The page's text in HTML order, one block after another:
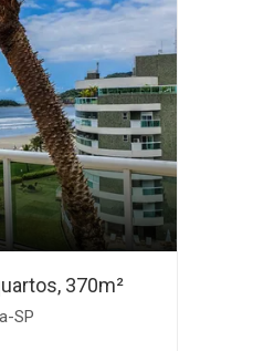
370m²
SP